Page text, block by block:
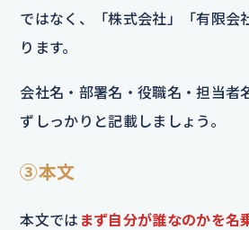
ではなく、「株式会社」「有限会
ります。
会社名・部署名・役職名・担当者
ずしっかりと記載しましょう。
③本文
本文では まず自分が誰なのかを名